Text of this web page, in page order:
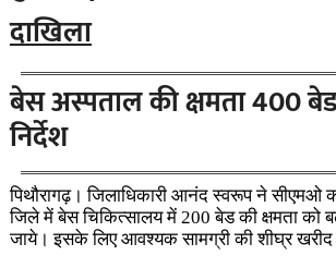
दाखिला
बेस अस्पताल की क्षमता 400
निर्देश
पिथौरागढ़। जिलाधिकारी आनंद स्वरूप ने सीएमओ
जिले में बेस चिकित्सालय में 200 बेड की क्षमता को
जाये। इसके लिए आवश्यक सामग्री की शीघ्र खरीद